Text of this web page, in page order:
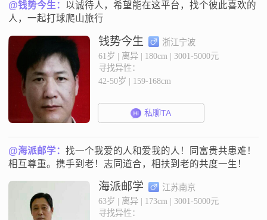
@钱势今生： 以诚待人，希望能在这平台，找个彼此喜欢的
人，一起打球爬山旅行
钱势今生
浙江宁波
61岁 | 离异 | 180cm | 3001-5000元
寻找异性：
42-50岁 | 159-168cm
私聊TA
@海派邮学：找一个我爱的人和爱我的人！同富贵共患难！
相互尊重。携手到老！志同道合，相扶到老的共度一生！
海派邮学
江苏南京
63岁 | 离异 | 173cm | 3001-5000元
寻找异性：